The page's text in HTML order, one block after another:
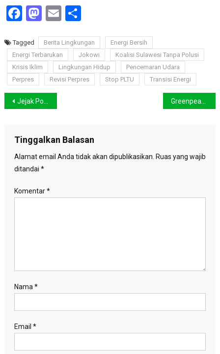
Facebook
Mastodon
EmailShare
Tagged Berita Lingkungan
Energi Bersih
Energi Terbarukan
Jokowi
Koalisi Sulawesi Tanpa Polusi
Krisis Iklim
Lingkungan Hidup
Pencemaran Udara
Perpres
Revisi Perpres Stop PLTU Transisi Energi
Navigasi
Jejak Polusi Manusia di Arktik, Penemuan Menarik dari Inti Es
Tinggalkan Balasan
Alamat email Anda tidak akan dipublikasikan. Ruas yang wajib
ditandai *
Komentar*
Nama *
Email *